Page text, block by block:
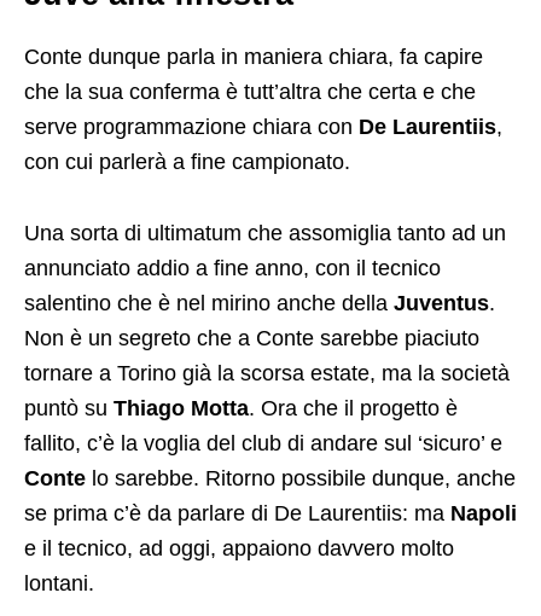
Conte dunque parla in maniera chiara, fa capire
che la sua conferma è tutt’altra che certa e che
serve programmazione chiara con De Laurentiis,
con cui parlerà a fine campionato.
Una sorta di ultimatum che assomiglia tanto ad un
annunciato addio a fine anno, con il tecnico
salentino che è nel mirino anche della Juventus.
Non è un segreto che a Conte sarebbe piaciuto
tornare a Torino già la scorsa estate, ma la società
puntò su Thiago Motta. Ora che il progetto è
fallito, c’è la voglia del club di andare sul ‘sicuro’ e
Conte lo sarebbe. Ritorno possibile dunque, anche
se prima c’è da parlare di De Laurentiis: ma Napoli
e il tecnico, ad oggi, appaiono davvero molto
lontani.